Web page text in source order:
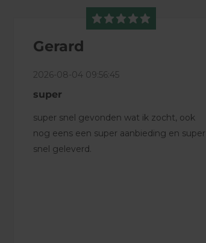
Gerard
2026-08-04 09:56:45
super
super snel gevonden wat ik zocht, ook
nog eens een super aanbieding en super
snel geleverd.